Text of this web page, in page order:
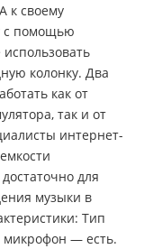
к своему
с помощью
колонку. Два
как от
так и от
интернет-
для
музыки в
Тип
микрофон — есть.